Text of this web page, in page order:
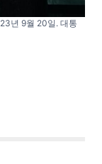
년 9월 20일. 대통